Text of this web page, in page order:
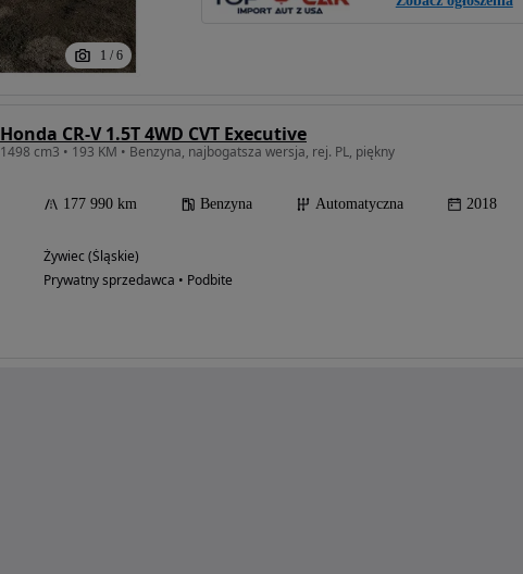
1 / 6
Honda CR-V 1.5T 4WD CVT Executive
1498 cm3 • 193 KM • Benzyna, najbogatsza wersja, rej. PL, piękny
177 990 km Benzyna Automatyczna 2018
Żywiec (Śląskie)
Prywatny sprzedawca • Podbite